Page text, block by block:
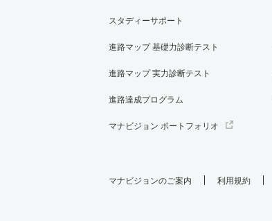
スタディーサポート
進路マップ 基礎力診断テスト
進路マップ 実力診断テスト
進路達成プログラム
マナビジョン ポートフォリオ
マナビジョンのご案内 利用規約